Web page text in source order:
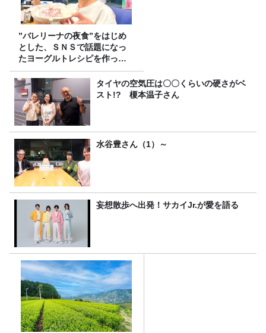
”バレリーナの夜食”をはじめ
とした、ＳＮＳで話題になっ
たヨーグルトレシピを作って
みた！
タイヤの空気圧は〇〇くらいの硬さがベ
スト!? 榎本温子さん
水谷豊さん（1）～
妄想散歩へ出発！サカイJr.が愛を語る